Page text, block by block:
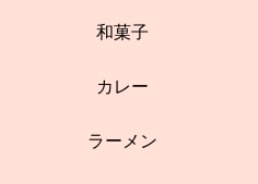
和菓子
カレー
ラーメン